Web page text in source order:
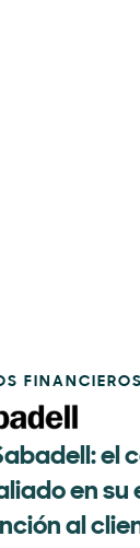
FINANCIEROS
el
en
al